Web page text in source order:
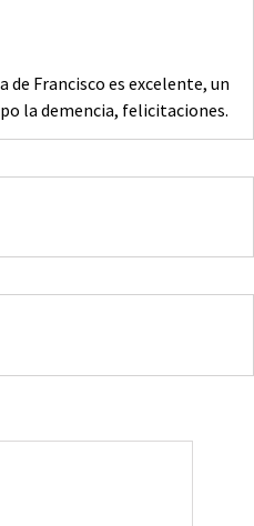
de Francisco es excelente, un
la demencia, felicitaciones.